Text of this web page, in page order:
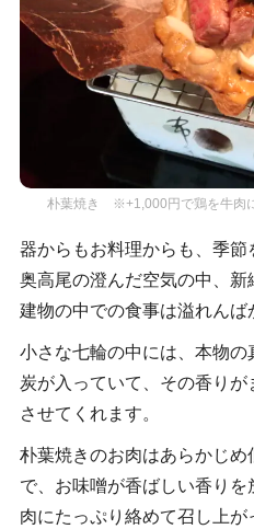
朴葉焼き ※+1,000円で鶏を牛肉
器からもお料理からも、季節
奥高尾の澄んだ空気の中、
建物の中での食事は溢れんば
小さな七輪の中には、本物
炭が入っていて、その香り
させてくれます。
朴葉焼きのお肉はあらかじ
で、お味噌が香ばしい香り
肉にたっぷり絡めて召し上が